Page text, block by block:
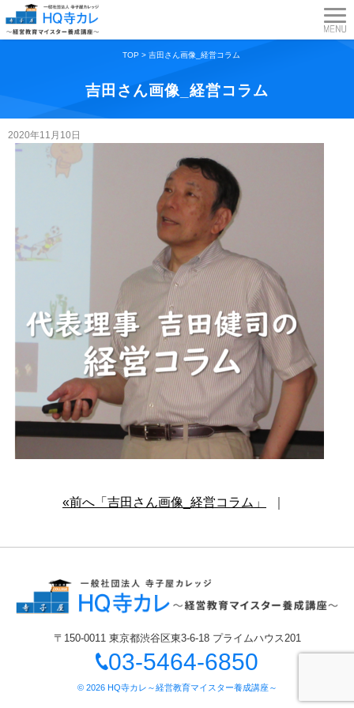
TOP> 吉田さん画像_経営コラム
吉田さん画像_経営コラム
2020年11月10日
«前へ「吉田さん画像_経営コラム」
〒150-0011 東京都渋谷区東3-6-18 プライムハウス201
03-5464-6850
© 2026 HQ寺カレ～経営教育マイスター養成講座～